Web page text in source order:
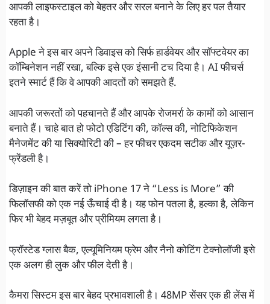
आपकी लाइफस्टाइल को बेहतर और सरल बनाने के लिए हर पल तैयार
रहता है।
Apple ने इस बार अपने डिवाइस को सिर्फ हार्डवेयर और सॉफ्टवेयर का
कॉम्बिनेशन नहीं रखा, बल्कि इसे एक इंसानी टच दिया है। AI फीचर्स
इतने स्मार्ट हैं कि वे आपकी आदतों को समझते हैं.
आपकी जरूरतों को पहचानते हैं और आपके रोजमर्रा के कामों को आसान
बनाते हैं। चाहे बात हो फोटो एडिटिंग की, कॉल्स की, नोटिफिकेशन
मैनेजमेंट की या सिक्योरिटी की – हर फीचर एकदम सटीक और यूज़र-
फ्रेंडली है।
डिज़ाइन की बात करें तो iPhone 17 ने “Less is More” की
फिलॉसफी को एक नई ऊँचाई दी है। यह फोन पतला है, हल्का है, लेकिन
फिर भी बेहद मज़बूत और प्रीमियम लगता है।
फ्रॉस्टेड ग्लास बैक, एल्यूमिनियम फ्रेम और नैनो कोटिंग टेक्नोलॉजी इसे
एक अलग ही लुक और फील देती है।
कैमरा सिस्टम इस बार बेहद प्रभावशाली है। 48MP सेंसर एक ही लेंस में